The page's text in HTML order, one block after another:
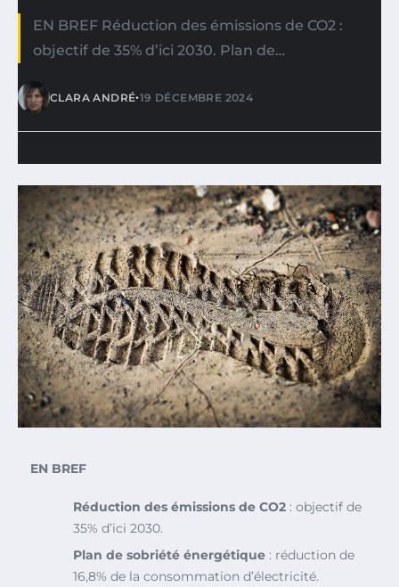
EN BREF Réduction des émissions de CO2 :
objectif de 35% d’ici 2030. Plan de…
CLARA ANDRÉ•19 DÉCEMBRE 2024
EN BREF
Réduction des émissions de CO2 : objectif de
35% d’ici 2030.
Plan de sobriété énergétique : réduction de
16,8% de la consommation d’électricité.